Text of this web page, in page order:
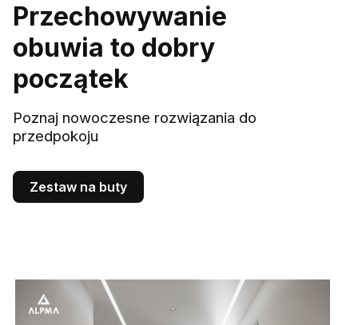
Przechowywanie
obuwia to dobry
początek
Poznaj nowoczesne rozwiązania do
przedpokoju
Zestaw na buty